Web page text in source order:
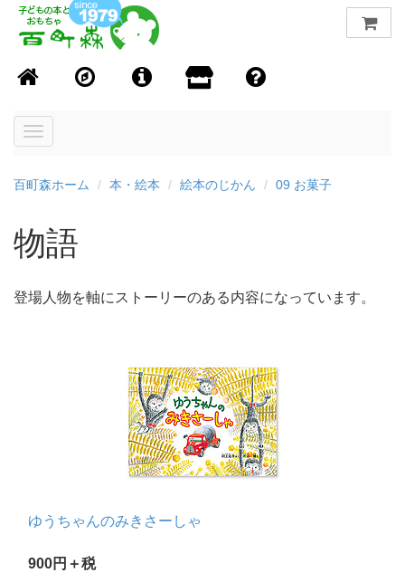
Toggle
百町森ホーム 本・絵本 絵本のじかん 09 お菓子
物語
登場人物を軸にストーリーのある内容になっています。
ゆうちゃんのみきさーしゃ
900円＋税